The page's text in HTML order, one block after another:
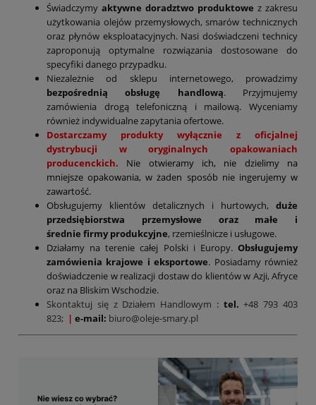
Świadczymy aktywne doradztwo produktowe z zakresu
użytkowania olejów przemysłowych, smarów technicznych
oraz płynów eksploatacyjnych. Nasi doświadczeni technicy
zaproponują optymalne rozwiązania dostosowane do
specyfiki danego przypadku.
Niezależnie od sklepu internetowego, prowadzimy
bezpośrednią obsługę handlową. Przyjmujemy
zamówienia drogą telefoniczną i mailową. Wyceniamy
również indywidualne zapytania ofertowe.
Dostarczamy produkty wyłącznie z oficjalnej
dystrybucji w oryginalnych opakowaniach
producenckich. Nie otwieramy ich, nie dzielimy na
mniejsze opakowania, w żaden sposób nie ingerujemy w
zawartość.
Obsługujemy klientów detalicznych i hurtowych, duże
przedsiębiorstwa przemysłowe oraz małe i
średnie firmy produkcyjne, rzemieślnicze i usługowe.
Działamy na terenie całej Polski i Europy. Obsługujemy
zamówienia krajowe i eksportowe. Posiadamy również
doświadczenie w realizacji dostaw do klientów w Azji, Afryce
oraz na Bliskim Wschodzie.
Skontaktuj się z Działem Handlowym : tel.+48 793 403
823; | e-mail: biuro@oleje-smary.pl